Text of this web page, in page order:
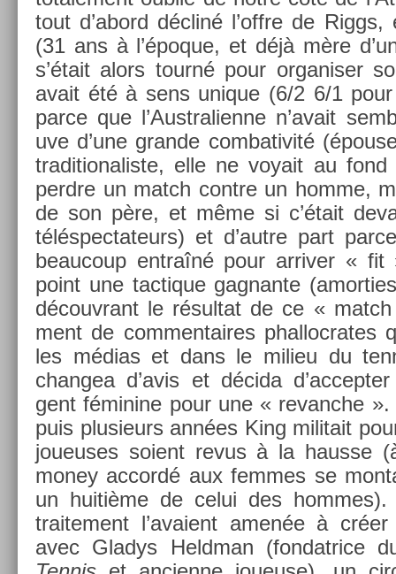
tout d’abord décliné l’offre de Riggs,
(31 ans à l’époque, et déjà mère
s’était alors tourné pour or­ganis­er
avait été à sens uni­que (6/2 6/1 pour
parce que l’Australien­ne n’avait
uve d’une gran­de com­bativité
traditionalis­te, elle ne voyait au
per­dre un match con­tre un homme,
de son père, et même si c’était
téléspec­tateurs) et d’autre part
be­aucoup entraîné pour ar­riv­er «
point une tac­tique gag­nante
découv­rant le résul­tat de ce «
ment de com­men­taires phal­locrates
les médias et dans le milieu du
chan­gea d’avis et décida
gent féminine pour une « re­vanche
puis plusieurs années King militait
joueuses soient revus à la haus­se
money ac­cordé aux fem­mes se
un huitième de celui des
traite­ment l’avaient amenée à
avec Gladys Heldman (fon­datrice